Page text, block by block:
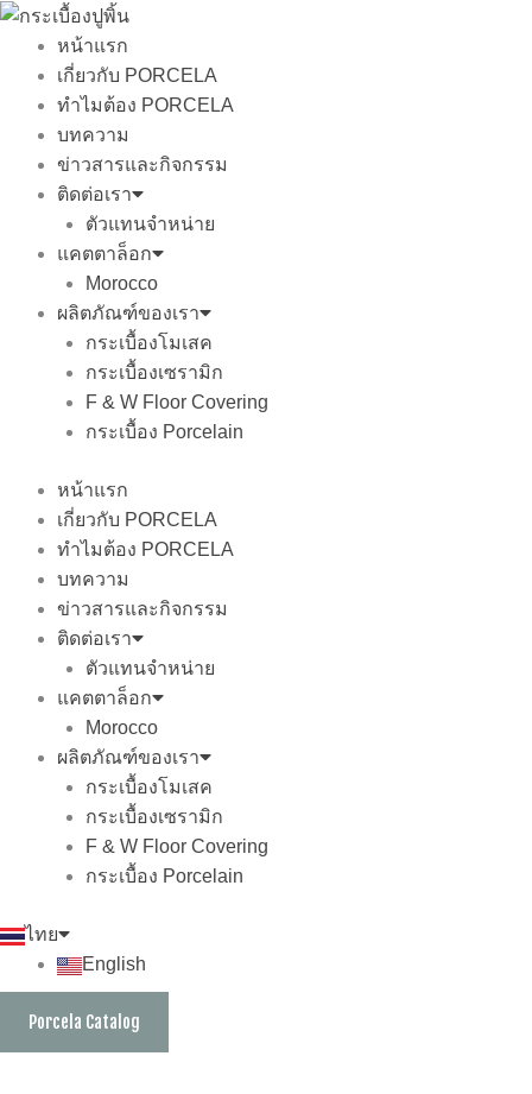
Skip
content
หน้าแรก
เกี่ยวกับ PORCELA
ทำไมต้อง PORCELA
บทความ
ข่าวสารและกิจกรรม
ติดต่อเรา
ตัวแทนจำหน่าย
แคตตาล็อก
Morocco
ผลิตภัณฑ์ของเรา
กระเบื้องโมเสค
กระเบื้องเซรามิก
F & W Floor Covering
กระเบื้อง Porcelain
หน้าแรก
เกี่ยวกับ PORCELA
ทำไมต้อง PORCELA
บทความ
ข่าวสารและกิจกรรม
ติดต่อเรา
ตัวแทนจำหน่าย
แคตตาล็อก
Morocco
ผลิตภัณฑ์ของเรา
กระเบื้องโมเสค
กระเบื้องเซรามิก
F & W Floor Covering
กระเบื้อง Porcelain
ไทย
English
Porcela Catalog